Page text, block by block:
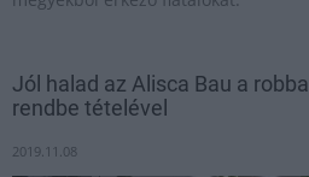
Jól halad az Alisca Bau a
rendbe tételével
2019.11.08